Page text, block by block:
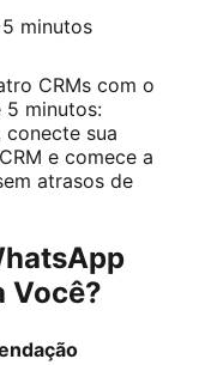
minutos
CRMs com o
5 minutos:
conecte sua
e comece a
atrasos de
Você?